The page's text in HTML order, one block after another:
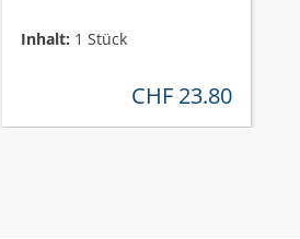
Inhalt: 1 Stück
regulärer preis:
CHF 23.80